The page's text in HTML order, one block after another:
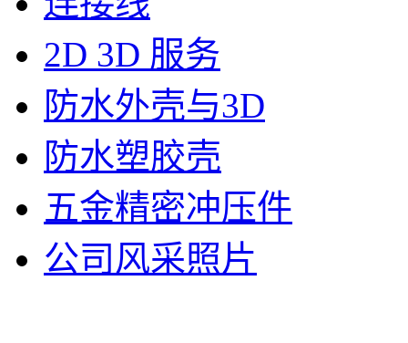
2D 3D 服务
防水外壳与3D
防水塑胶壳
五金精密冲压件
公司风采照片